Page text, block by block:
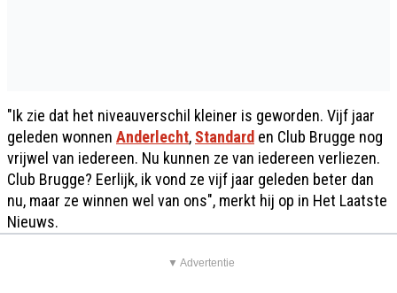
"Ik zie dat het niveauverschil kleiner is geworden. Vijf jaar
geleden wonnen Anderlecht, Standard en Club Brugge nog
vrijwel van iedereen. Nu kunnen ze van iedereen verliezen.
Club Brugge? Eerlijk, ik vond ze vijf jaar geleden beter dan
nu, maar ze winnen wel van ons", merkt hij op in Het Laatste
Nieuws.
▼ Advertentie